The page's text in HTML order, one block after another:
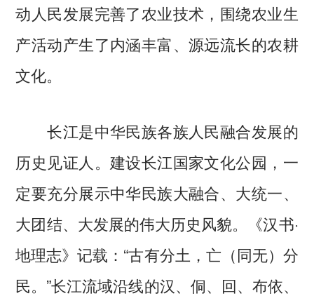
动人民发展完善了农业技术，围绕农业生
产活动产生了内涵丰富、源远流长的农耕
文化。
长江是中华民族各族人民融合发展的
历史见证人。建设长江国家文化公园，一
定要充分展示中华民族大融合、大统一、
大团结、大发展的伟大历史风貌。《汉书·
地理志》记载：“古有分土，亡（同无）分
民。”长江流域沿线的汉、侗、回、布依、